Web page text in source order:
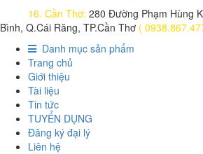
16. Cần Thơ: 280 Đường Phạm Hùng
Bình, Q.Cái Răng, TP.Cần Thơ (
Danh mục sản phẩm
Trang chủ
Giới thiệu
Tài liệu
Tin tức
TUYỂN DỤNG
Đăng ký đại lý
Liên hệ